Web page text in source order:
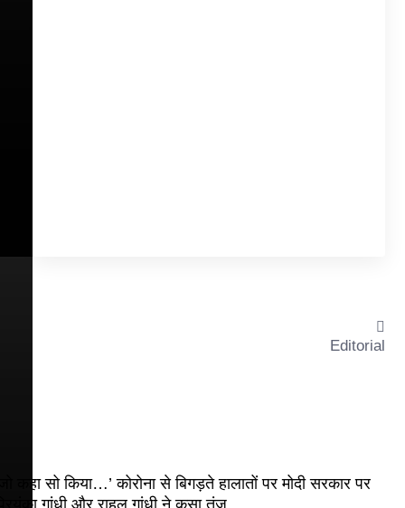
Editorial
‘जो कहा सो किया…’ कोरोना से बिगड़ते हालातों पर मोदी सरकार पर